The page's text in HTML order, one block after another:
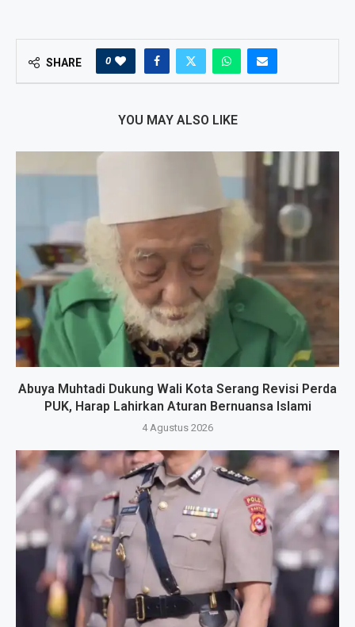
SHARE 0
YOU MAY ALSO LIKE
Abuya Muhtadi Dukung Wali Kota Serang Revisi Perda
PUK, Harap Lahirkan Aturan Bernuansa Islami
4 Agustus 2026